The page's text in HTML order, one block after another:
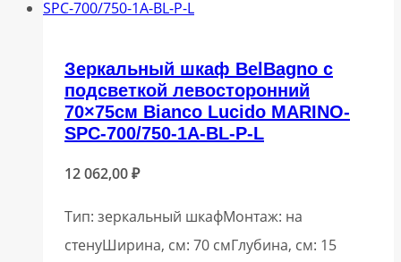
Зеркальный шкаф BelBagno с
подсветкой левосторонний
70×75см Bianco Lucido MARINO-
SPC-700/750-1A-BL-P-L
12 062,00₽
Тип: зеркальный шкафМонтаж: на
стенуШирина, см: 70 смГлубина, см: 15